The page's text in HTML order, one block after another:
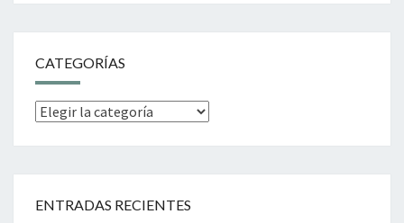
CATEGORÍAS
Categorías
ENTRADAS RECIENTES